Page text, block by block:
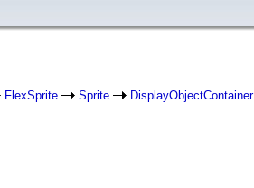
FlexSprite Sprite DisplayObjectContainer